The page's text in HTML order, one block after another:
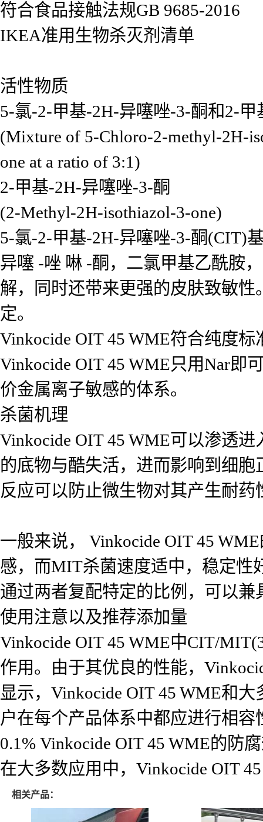
符合食品接触法规GB 9685-2016
IKEA准用生物杀灭剂清单
活性物质
5-氯-2-甲基-2H-异噻唑-3-酮和2-
(Mixture of 5-Chloro-2-methyl-2H-
one at a ratio of 3:1)
2-甲基-2H-异噻唑-3-酮
(2-Methyl-2H-isothiazol-3-one)
5-氯-2-甲基-2H-异噻唑-3-酮(CIT)
异噻 -唑 啉 -酮，二氯甲基乙酰胺
解，同时还带来更强的皮肤致敏
定。
Vinkocide OIT 45 WME符合纯度
Vinkocide OIT 45 WME只用Nar即
价金属离子敏感的体系。
杀菌机理
Vinkocide OIT 45 WME可以渗透
的底物与酷失活，进而影响到细
反应可以防止微生物对其产生耐药
一般来说， Vinkocide OIT 45
感，而MIT杀菌速度适中，稳定性
通过两者复配特定的比例，可以
使用注意以及推荐添加量
Vinkocide OIT 45 WME中CIT/
作用。由于其优良的性能，
显示，Vinkocide OIT 45 WME和
户在每个产品体系中都应进行相
0.1% Vinkocide OIT 45 WME的防
在大多数应用中，Vinkocide OIT
相关产品：